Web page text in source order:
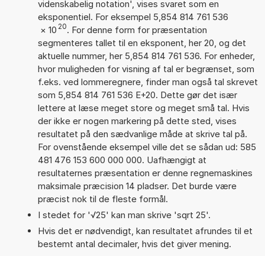
videnskabelig notation', vises svaret som en
eksponentiel. For eksempel 5,854 814 761 536
× 10 20. For denne form for præsentation
segmenteres tallet til en eksponent, her 20, og det
aktuelle nummer, her 5,854 814 761 536. For enheder,
hvor muligheden for visning af tal er begrænset, som
f.eks. ved lommeregnere, finder man også tal skrevet
som 5,854 814 761 536 E+20. Dette gør det især
lettere at læse meget store og meget små tal. Hvis
der ikke er nogen markering på dette sted, vises
resultatet på den sædvanlige måde at skrive tal på.
For ovenstående eksempel ville det se sådan ud: 585
481 476 153 600 000 000. Uafhængigt at
resultaternes præsentation er denne regnemaskines
maksimale præcision 14 pladser. Det burde være
præcist nok til de fleste formål.
I stedet for '√25' kan man skrive 'sqrt 25'.
Hvis det er nødvendigt, kan resultatet afrundes til et
bestemt antal decimaler, hvis det giver mening.